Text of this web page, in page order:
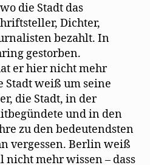
die Stadt das
Dichter,
bezahlt. In
gestorben.
er hier nicht mehr
Stadt weiß um seine
die Stadt, in der
und in den
zu den bedeutendsten
vergessen. Berlin weiß
mehr wissen – dass